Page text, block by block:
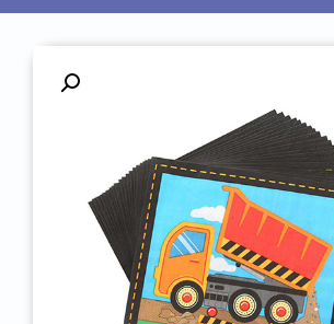
דלי פלסטיק 2 ידיות - ירוק
5.90₪